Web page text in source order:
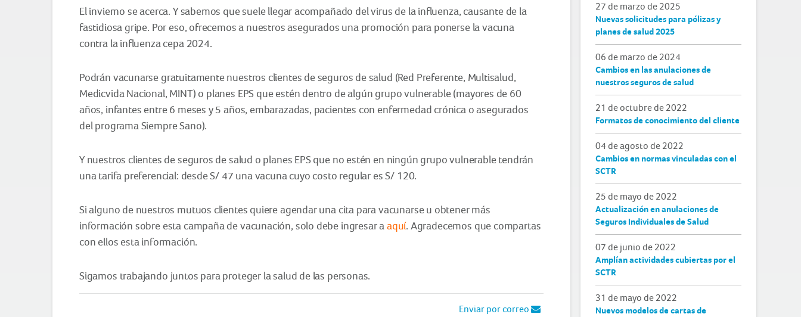
El invierno se acerca. Y sabemos que suele llegar acompañado del virus de la influenza, causante de la
fastidiosa gripe. Por eso, ofrecemos a nuestros asegurados una promoción para ponerse la vacuna
contra la influenza cepa 2024.
Podrán vacunarse gratuitamente nuestros clientes de seguros de salud (Red Preferente, Multisalud,
Medicvida Nacional, MINT) o planes EPS que estén dentro de algún grupo vulnerable (mayores de 60
años, infantes entre 6 meses y 5 años, embarazadas, pacientes con enfermedad crónica o asegurados
del programa Siempre Sano).
Y nuestros clientes de seguros de salud o planes EPS que no estén en ningún grupo vulnerable tendrán
una tarifa preferencial: desde S/ 47 una vacuna cuyo costo regular es S/ 120.
Si alguno de nuestros mutuos clientes quiere agendar una cita para vacunarse u obtener más
información sobre esta campaña de vacunación, solo debe ingresar a aquí. Agradecemos que compartas
con ellos esta información.
Sigamos trabajando juntos para proteger la salud de las personas.
Enviar por correo
27 de marzo de 2025
Nuevas solicitudes para pólizas y
planes de salud 2025
06 de marzo de 2024
Cambios en las anulaciones de
nuestros seguros de salud
21 de octubre de 2022
Formatos de conocimiento del cliente
04 de agosto de 2022
Cambios en normas vinculadas con el
SCTR
25 de mayo de 2022
Actualización en anulaciones de
Seguros Individuales de Salud
07 de junio de 2022
Amplían actividades cubiertas por el
SCTR
31 de mayo de 2022
Nuevos modelos de cartas de